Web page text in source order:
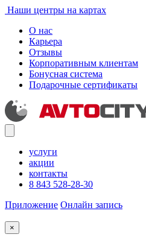
Наши центры на картах
О нас
Карьера
Отзывы
Корпоративным клиентам
Бонусная система
Подарочные сертификаты
услуги
акции
контакты
8 843 528-28-30
Приложение Онлайн запись
×